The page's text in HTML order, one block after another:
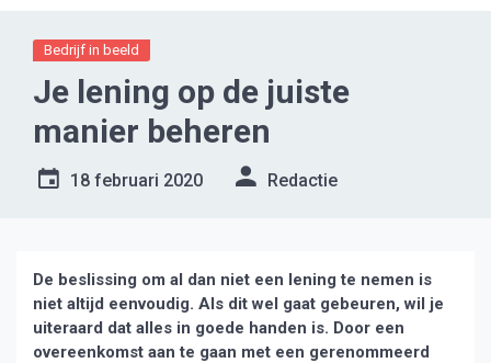
Bedrijf in beeld
Je lening op de juiste
manier beheren
18 februari 2020 Redactie
De beslissing om al dan niet een lening te nemen is
niet altijd eenvoudig. Als dit wel gaat gebeuren, wil je
uiteraard dat alles in goede handen is. Door een
overeenkomst aan te gaan met een gerenommeerd